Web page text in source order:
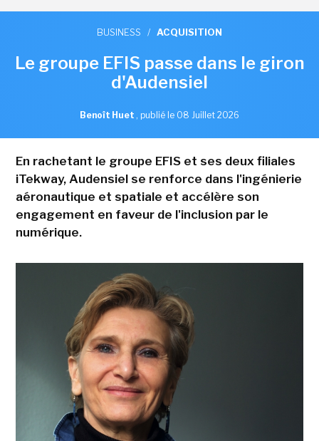
BUSINESS / ACQUISITION
Le groupe EFIS passe dans le giron
d'Audensiel
Benoît Huet , publié le 08 Juillet 2026
En rachetant le groupe EFIS et ses deux filiales
iTekway, Audensiel se renforce dans l'ingénierie
aéronautique et spatiale et accélère son
engagement en faveur de l'inclusion par le
numérique.